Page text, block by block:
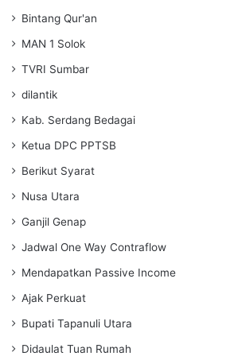
Bintang Qur'an
MAN 1 Solok
TVRI Sumbar
dilantik
Kab. Serdang Bedagai
Ketua DPC PPTSB
Berikut Syarat
Nusa Utara
Ganjil Genap
Jadwal One Way Contraflow
Mendapatkan Passive Income
Ajak Perkuat
Bupati Tapanuli Utara
Didaulat Tuan Rumah